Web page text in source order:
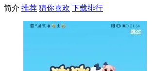
简介 推荐 猜你喜欢 下载排行